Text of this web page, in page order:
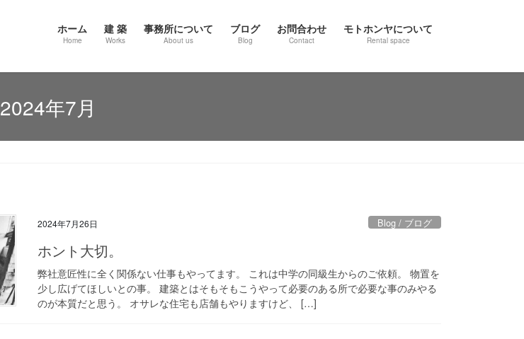
ホーム
Home
建 築
Works
事務所について
About us
ブログ
Blog
お問合わせ
Contact
モトホンヤについて
Rental space
2024年7月
2024年7月26日 Blog / ブログ
ホント大切。
弊社意匠性に全く関係ない仕事もやってます。 これは中学の同級生からのご依頼。 物置を
少し広げてほしいとの事。 建築とはそもそもこうやって必要のある所で必要な事のみやる
のが本質だと思う。 オサレな住宅も店舗もやりますけど、 […]